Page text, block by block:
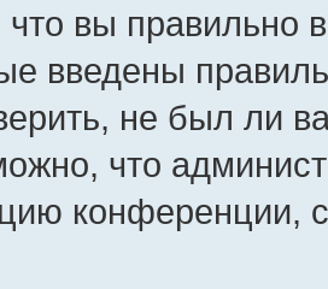
что вы правильно
введены
не был ли
что
конференции,